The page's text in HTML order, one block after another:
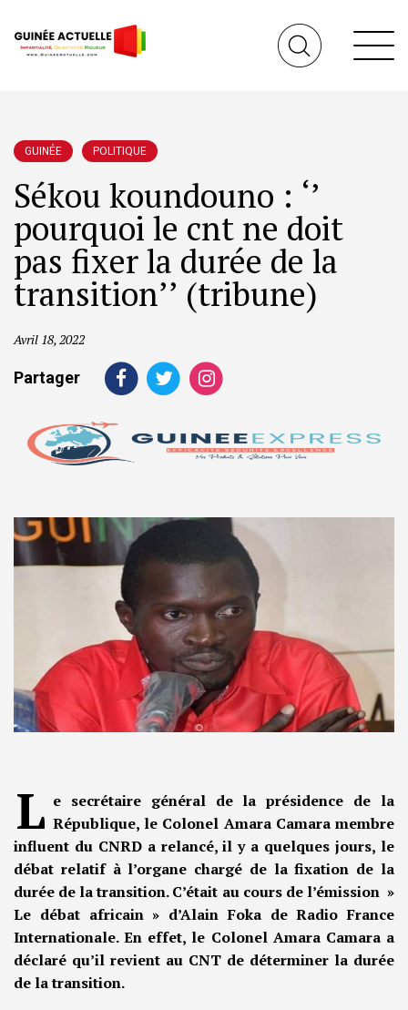
GUINÉE POLITIQUE
Sékou koundouno : ‘’
pourquoi le cnt ne doit
pas fixer la durée de la
transition’’ (tribune)
Avril 18, 2022
Partager
L e secrétaire général de la présidence de la
République, le Colonel Amara Camara membre
influent du CNRD a relancé, il y a quelques jours, le
débat relatif à l’organe chargé de la fixation de la
durée de la transition. C’était au cours de l’émission »
Le débat africain » d’Alain Foka de Radio France
Internationale. En effet, le Colonel Amara Camara a
déclaré qu’il revient au CNT de déterminer la durée
de la transition.